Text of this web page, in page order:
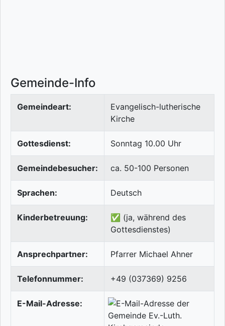
Gemeinde-Info
Gemeindeart:
Evangelisch-lutherische
Kirche
Gottesdienst: Sonntag 10.00 Uhr
Gemeindebesucher: ca. 50-100 Personen
Sprachen: Deutsch
Kinderbetreuung:
✅ (ja, während des
Gottesdienstes)
Ansprechpartner: Pfarrer Michael Ahner
Telefonnummer: +49 (037369) 9256
E-Mail-Adresse: